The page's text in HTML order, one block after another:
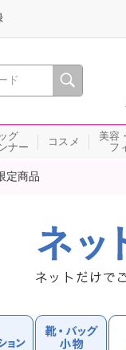
瞬間を。通販・テレビ
グ
ナー
コスメ
美容
フ
定商品